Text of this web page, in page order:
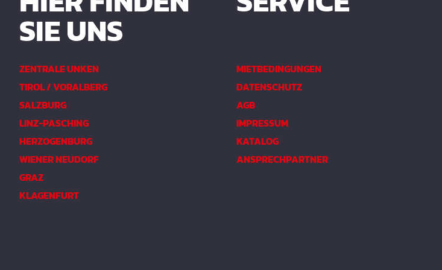
SIE UNS
ZENTRALE UNKEN
TIROL / VORALBERG
SALZBURG
LINZ-PASCHING
HERZOGENBURG
WIENER NEUDORF
GRAZ
KLAGENFURT
MIETBEDINGUNGEN
DATENSCHUTZ
AGB
IMPRESSUM
KATALOG
ANSPRECHPARTNER